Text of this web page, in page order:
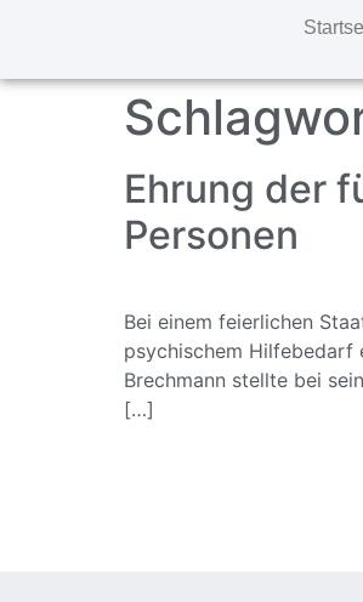
Ehrung der
Personen
Bei einem feierlichen
psychischem Hilfebedarf
Brechmann stellte bei
[…]